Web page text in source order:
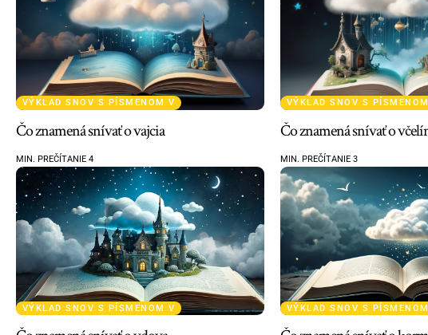
VÝKLAD SNOV S PÍSMENOM V
Čo znamená snívať o vajcia
MIN. PREČÍTANIE 4
VÝKLAD SNOV S
Čo znamená snívať o
MIN. PREČÍTANIE 3
VÝKLAD SNOV S PÍSMENOM V VÝKLAD SNOV S